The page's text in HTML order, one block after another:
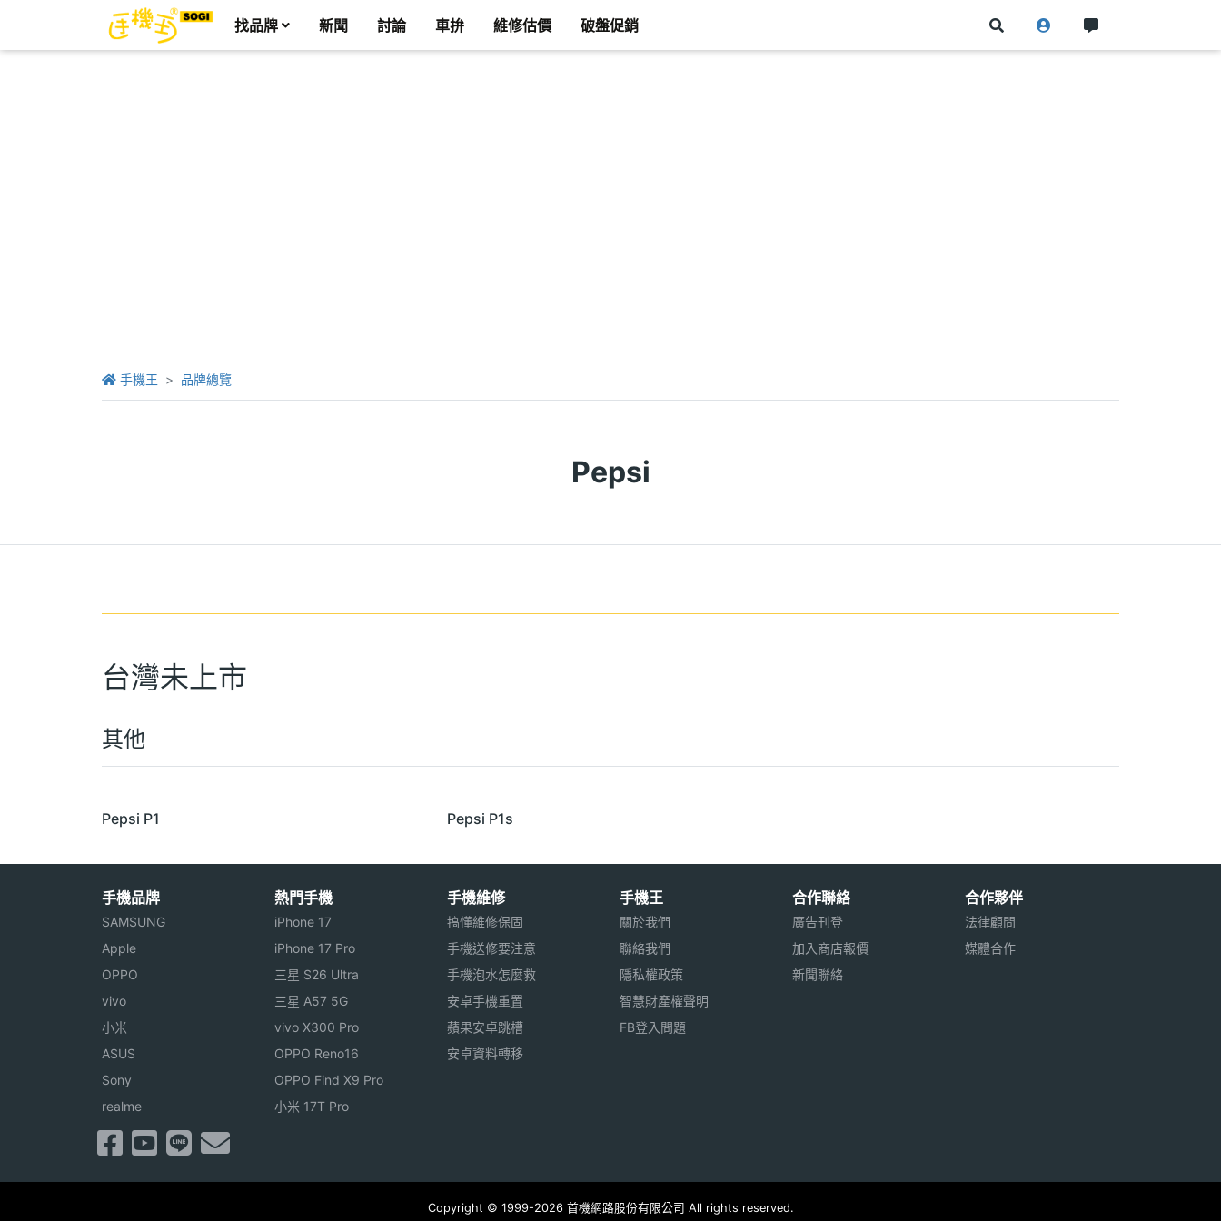
找品牌 新聞 討論 車拚 維修估價 破盤促銷
手機王 品牌總覽
Pepsi
台灣未上市
其他
Pepsi P1 Pepsi P1s
手機品牌
SAMSUNG
Apple
OPPO
vivo
小米
ASUS
Sony
realme
熱門手機
iPhone 17
iPhone 17 Pro
三星 S26 Ultra
三星 A57 5G
vivo X300 Pro
OPPO Reno16
OPPO Find X9 Pro
小米 17T Pro
手機維修
搞懂維修保固
手機送修要注意
手機泡水怎麼救
安卓手機重置
蘋果安卓跳槽
安卓資料轉移
手機王
關於我們
聯絡我們
隱私權政策
智慧財產權聲明
FB登入問題
合作聯絡
廣告刊登
加入商店報價
新聞聯絡
合作夥伴
法律顧問
媒體合作
Copyright © 1999-2026 首機網路股份有限公司 All rights reserved.